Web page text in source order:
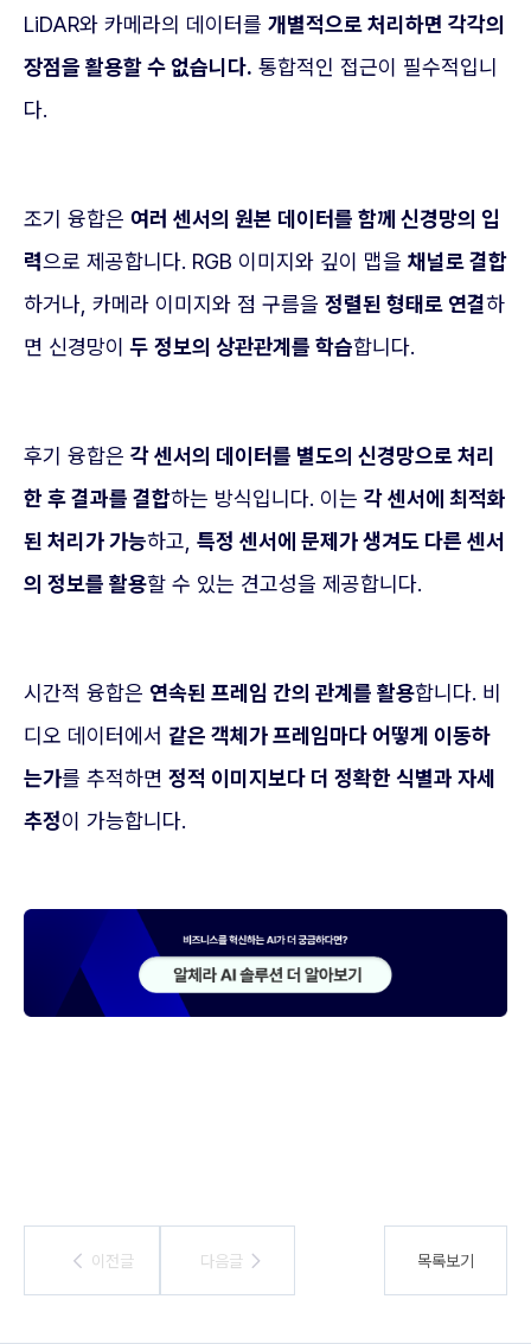
LiDAR와 카메라의 데이터를 개별적으로 처리하면 각각의
장점을 활용할 수 없습니다. 통합적인 접근이 필수적입니
다.
조기 융합은 여러 센서의 원본 데이터를 함께 신경망의 입
력으로 제공합니다. RGB 이미지와 깊이 맵을 채널로 결합
하거나, 카메라 이미지와 점 구름을 정렬된 형태로 연결하
면 신경망이두 정보의 상관관계를 학습합니다.
후기 융합은 각 센서의 데이터를 별도의 신경망으로 처리
한 후 결과를 결합하는 방식입니다. 이는 각 센서에 최적화
된 처리가 가능하고, 특정 센서에 문제가 생겨도 다른 센서
의 정보를 활용할 수 있는 견고성을 제공합니다.
시간적 융합은 연속된 프레임 간의 관계를 활용합니다. 비
디오 데이터에서 같은 객체가 프레임마다 어떻게 이동하
는가를 추적하면 정적 이미지보다 더 정확한 식별과 자세
추정이 가능합니다.
이전글
이전글 다음글
다음글 목록보기